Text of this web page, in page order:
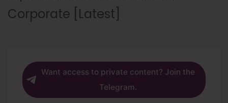
Corporate [Latest]
Want access to private content? Join the
Telegram.